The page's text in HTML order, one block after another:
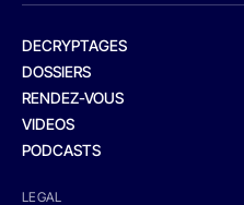
DECRYPTAGES
DOSSIERS
RENDEZ-VOUS
VIDEOS
PODCASTS
LEGAL